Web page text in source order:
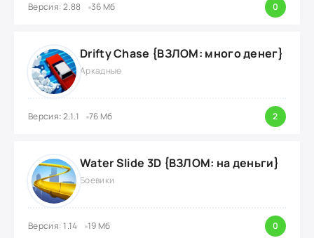
Версия: 2.88 36 Мб 0
Drifty Chase {ВЗЛОМ: много денег}
Аркадные
Версия: 2.1.1 76 Мб 2
Water Slide 3D {ВЗЛОМ: на деньги}
Боевики
Версия: 1.14 19 Мб 0